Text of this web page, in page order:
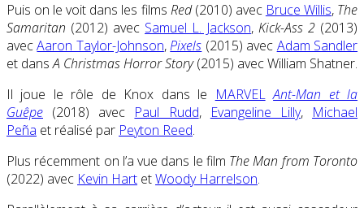
Puis on le voit dans les films Red(2010) avec Bruce Willis, The
Samaritan (2012) avec Samuel L. Jackson, Kick-Ass 2 (2013)
avecAaron Taylor-Johnson,Pixels (2015) avec Adam Sandler
et dansA Christmas Horror Story(2015) avec William Shatner.
Il joue le rôle de Knox dans le MARVEL Ant-Man et la
Guêpe (2018) avec Paul Rudd, Evangeline Lilly, Michael
Peña et réalisé par Peyton Reed.
Plus récemment on l’a vue dans le film The Man from Toronto
(2022) avec Kevin Hart etWoody Harrelson.